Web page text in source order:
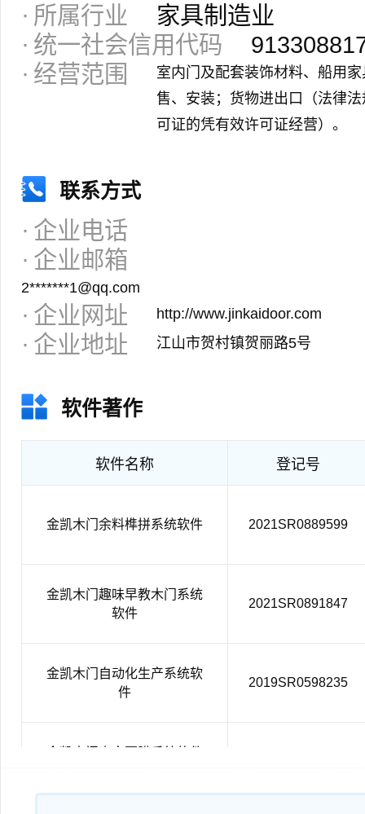
所属行业
家具制造业
统一社会信用代码
经营范围
室内门及配套装饰材料、船用
售、安装；货物进出口（法律
可证的凭有效许可证经营）。
联系方式
企业电话
企业邮箱
2*******1@qq.com
企业网址 http://www.jinkaidoor.com
企业地址 江山市贺村镇贺丽路5号
软件著作
软件名称 登记号
金凯木门余料榫拼系统软件 2021SR0889599
金凯木门趣味早教木门系统
软件
2021SR0891847
金凯木门自动化生产系统软
件
2019SR0598235